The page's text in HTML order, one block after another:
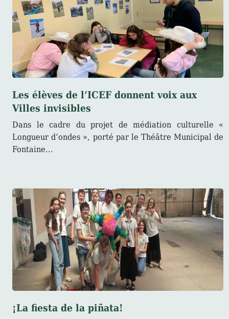
Les élèves de l’ICEF donnent voix aux
Villes invisibles
Dans le cadre du projet de médiation culturelle «
Longueur d’ondes », porté par le Théâtre Municipal de
Fontaine...
¡La fiesta de la piñata!